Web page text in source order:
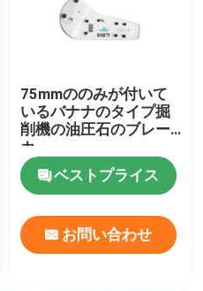
75mmののみが付いて
いるバナナのタイプ掘
削機の油圧石のブレー
カ
ベストプライス
お問い合わせ